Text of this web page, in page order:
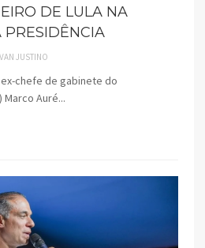
DE LULA NA
PRESIDÊNCIA
JUSTINO
chefe de gabinete do
Auré...